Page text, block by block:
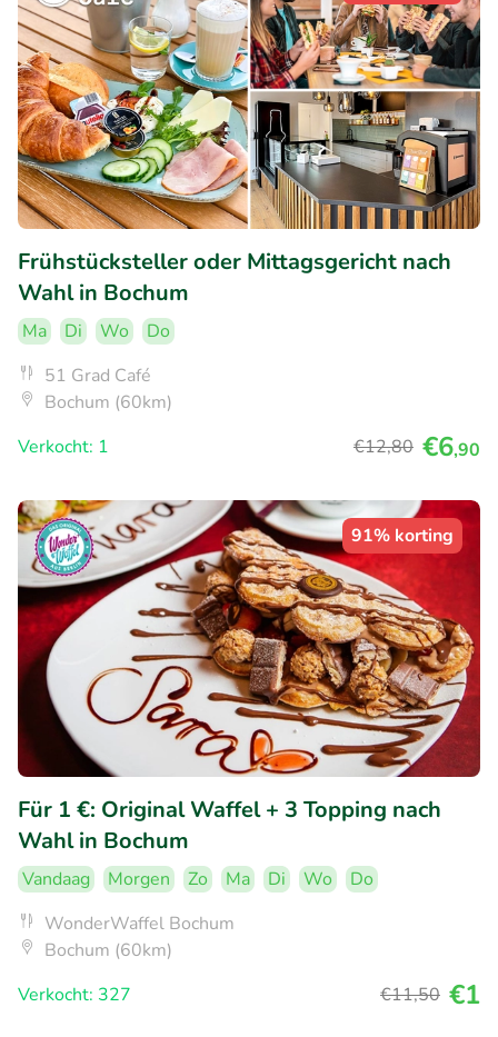
Frühstücksteller oder Mittagsgericht nach
Wahl in Bochum
Ma Di Wo
Do
51 Grad Café
Bochum (60km)
Verkocht: 1
€12,80 €6,90
91% korting
Für 1 €: Original Waffel + 3 Topping nach
Wahl in Bochum
Vandaag Morgen Zo Ma Di Wo
Do
WonderWaffel Bochum
Bochum (60km)
Verkocht: 327
€11,50 €1